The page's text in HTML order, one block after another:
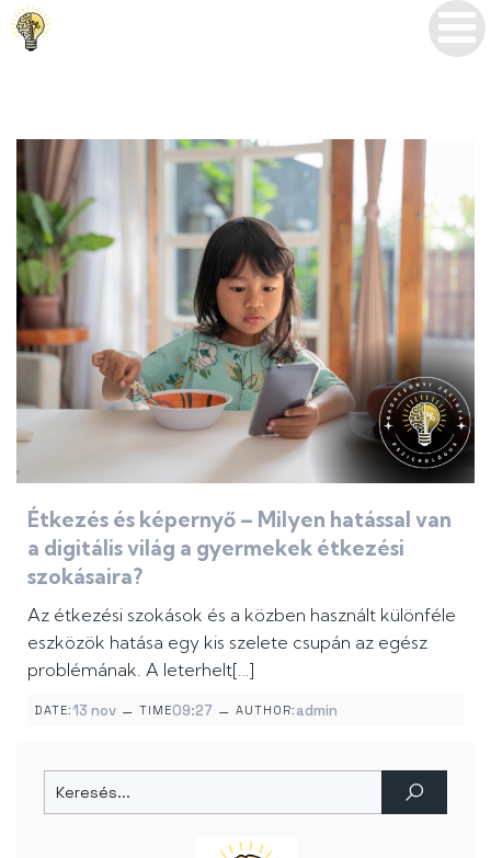
Étkezés és képernyő – Milyen hatással van
a digitális világ a gyermekek étkezési
szokásaira?
Az étkezési szokások és a közben használt különféle
eszközök hatása egy kis szelete csupán az egész
problémának. A leterhelt[…]
DATE: 13 nov – TIME09:27 – AUTHOR: admin